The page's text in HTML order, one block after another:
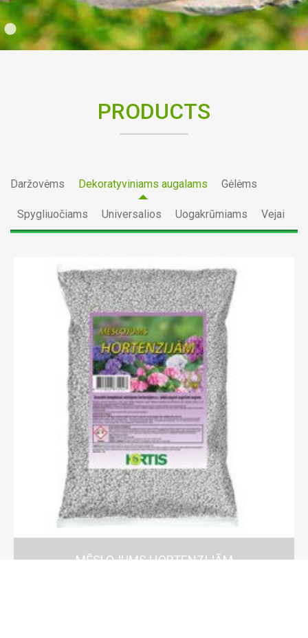
PRODUCTS
Daržovėms Dekoratyviniams augalams Gėlėms
Spygliuočiams Universalios Uogakrūmiams Vejai
MĒSLOJUMS HORTENZIJĀM